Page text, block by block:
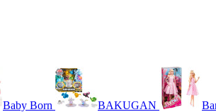
Baby Born BAKUGAN